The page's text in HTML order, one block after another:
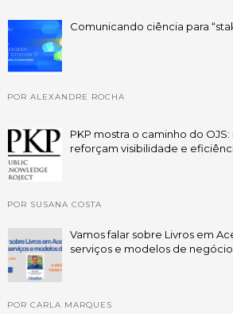
Comunicando ciência para
POR ALEXANDRE ROCHA
PKP mostra o caminho do
reforçam visibilidade e
POR SUSANA COSTA
Vamos falar sobre Livros em
serviços e modelos de negócio
POR CARLA MARQUES